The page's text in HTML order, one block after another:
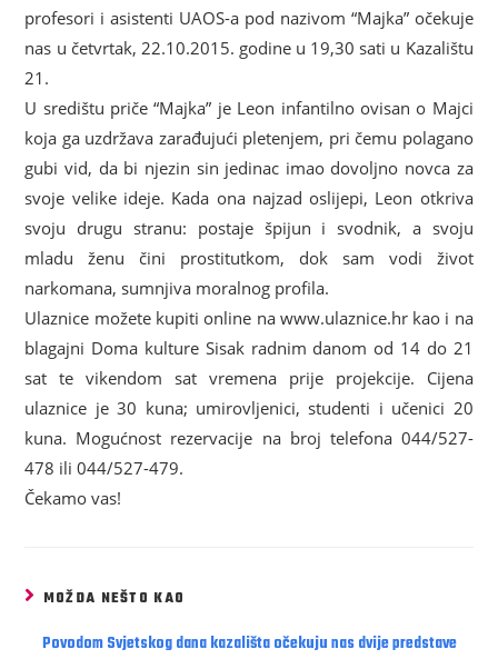
profesori i asistenti UAOS-a pod nazivom “Majka” očekuje
nas u četvrtak, 22.10.2015. godine u 19,30 sati u Kazalištu
21.
U središtu priče “Majka” je Leon infantilno ovisan o Majci
koja ga uzdržava zarađujući pletenjem, pri čemu polagano
gubi vid, da bi njezin sin jedinac imao dovoljno novca za
svoje velike ideje. Kada ona najzad oslijepi, Leon otkriva
svoju drugu stranu: postaje špijun i svodnik, a svoju
mladu ženu čini prostitutkom, dok sam vodi život
narkomana, sumnjiva moralnog profila.
Ulaznice možete kupiti online na www.ulaznice.hr kao i na
blagajni Doma kulture Sisak radnim danom od 14 do 21
sat te vikendom sat vremena prije projekcije. Cijena
ulaznice je 30 kuna; umirovljenici, studenti i učenici 20
kuna. Mogućnost rezervacije na broj telefona 044/527-
478 ili 044/527-479.
Čekamo vas!
MOŽDA NEŠTO KAO
Povodom Svjetskog dana kazališta očekuju nas dvije predstave